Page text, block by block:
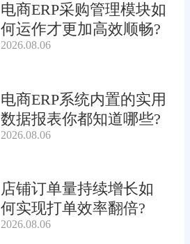
电商ERP采购管理模块如
何运作才更加高效顺畅?
2026.08.06
电商ERP系统内置的实用
数据报表你都知道哪些?
2026.08.06
店铺订单量持续增长如
何实现打单效率翻倍?
2026.08.06